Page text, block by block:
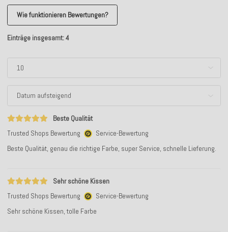
Wie funktionieren Bewertungen?
Einträge insgesamt: 4
Beste Qualität
Trusted Shops Bewertung
Service-Bewertung
Beste Qualität, genau die richtige Farbe, super Service, schnelle Lieferung.
Sehr schöne Kissen
Trusted Shops Bewertung
Service-Bewertung
Sehr schöne Kissen, tolle Farbe